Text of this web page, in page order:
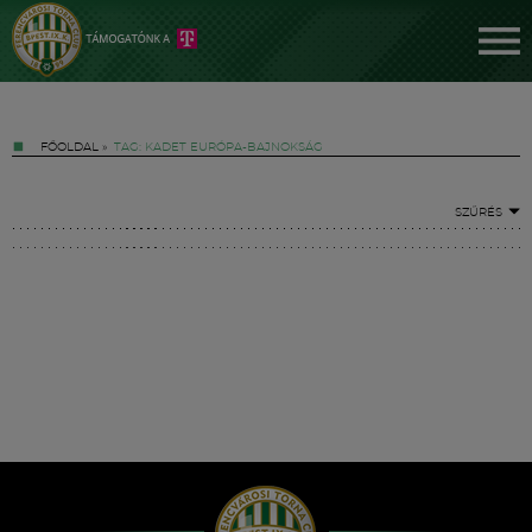
FŐOLDAL » TAG: KADET EURÓPA-BAJNOKSÁG
SZŰRÉS
Hírek